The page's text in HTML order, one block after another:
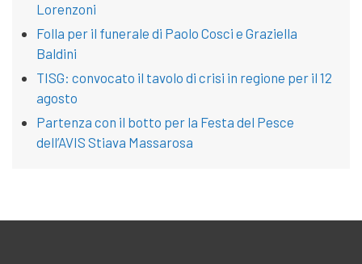
Lorenzoni
Folla per il funerale di Paolo Cosci e Graziella
Baldini
TISG: convocato il tavolo di crisi in regione per il 12
agosto
Partenza con il botto per la Festa del Pesce
dell’AVIS Stiava Massarosa